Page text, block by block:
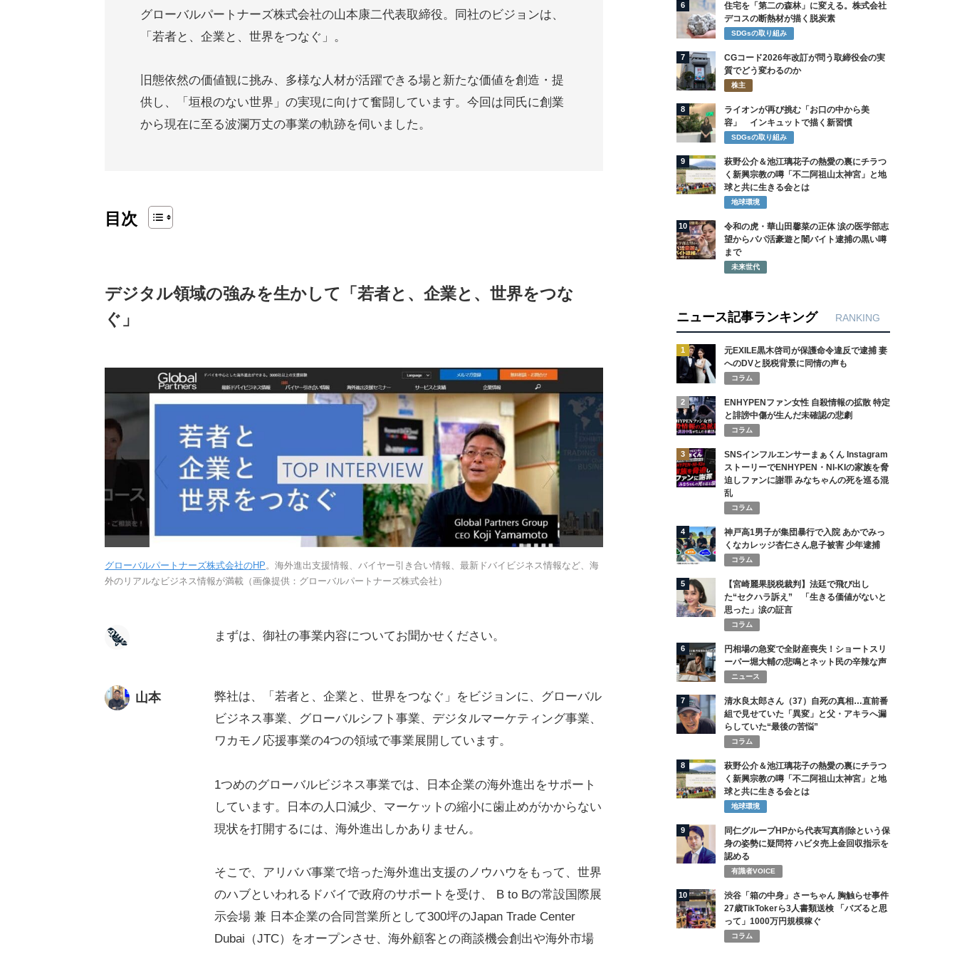
グローバルパートナーズ株式会社の山本康二代表取締役。同社のビジョンは、
「若者と、企業と、世界をつなぐ」。
旧態依然の価値観に挑み、多様な人材が活躍できる場と新たな価値を創造・提
供し、「垣根のない世界」の実現に向けて奮闘しています。今回は同氏に創業
から現在に至る波瀾万丈の事業の軌跡を伺いました。
目次
デジタル領域の強みを生かして「若者と、企業と、世界をつな
ぐ」
グローバルパートナーズ株式会社のHP。海外進出支援情報、バイヤー引き合い情報、最新ドバイビジネス情報など、海
外のリアルなビジネス情報が満載（画像提供：グローバルパートナーズ株式会社）
まずは、御社の事業内容についてお聞かせください。
山本
弊社は、「若者と、企業と、世界をつなぐ」をビジョンに、グローバル
ビジネス事業、グローバルシフト事業、デジタルマーケティング事業、
ワカモノ応援事業の4つの領域で事業展開しています。
1つめのグローバルビジネス事業では、日本企業の海外進出をサポート
しています。日本の人口減少、マーケットの縮小に歯止めがかからない
現状を打開するには、海外進出しかありません。
そこで、アリババ事業で培った海外進出支援のノウハウをもって、世界
のハブといわれるドバイで政府のサポートを受け、 B to Bの常設国際展
示会場 兼 日本企業の合同営業所として300坪のJapan Trade Center
Dubai（JTC）をオープンさせ、海外顧客との商談機会創出や海外市場
6
住宅を「第二の森林」に変える。株式会社
デコスの断熱材が描く脱炭素
SDGsの取り組み
7
CGコード2026年改訂が問う取締役会の実
質でどう変わるのか
株主
8
ライオンが再び挑む「お口の中から美
容」 インキュットで描く新習慣
SDGsの取り組み
9
萩野公介＆池江璃花子の熱愛の裏にチラつ
く新興宗教の噂「不二阿祖山太神宮」と地
球と共に生きる会とは
地球環境
10
令和の虎・華山田馨菜の正体 涙の医学部志
望からパパ活豪遊と闇バイト逮捕の黒い噂
まで
未来世代
ニュース記事ランキング RANKING
1
元EXILE黒木啓司が保護命令違反で逮捕 妻
へのDVと脱税背景に同情の声も
コラム
2
ENHYPENファン女性 自殺情報の拡散 特定
と誹謗中傷が生んだ未確認の悲劇
コラム
3
SNSインフルエンサーまぁくん Instagram
ストーリーでENHYPEN・NI-KIの家族を脅
迫しファンに謝罪 みなちゃんの死を巡る混
乱
コラム
4
神戸高1男子が集団暴行で入院 あかでみっ
くなカレッジ杏仁さん息子被害 少年逮捕
コラム
5
【宮崎麗果脱税裁判】法廷で飛び出し
た“セクハラ訴え” 「生きる価値がないと
思った」涙の証言
コラム
6
円相場の急変で全財産喪失！ショートスリ
ーパー堀大輔の悲鳴とネット民の辛辣な声
ニュース
7
清水良太郎さん（37）自死の真相…直前番
組で見せていた「異変」と父・アキラへ漏
らしていた“最後の苦悩”
コラム
8
萩野公介＆池江璃花子の熱愛の裏にチラつ
く新興宗教の噂「不二阿祖山太神宮」と地
球と共に生きる会とは
地球環境
9
同仁グループHPから代表写真削除という保
身の姿勢に疑問符 ハビタ売上金回収指示を
認める
有識者VOICE
10
渋谷「箱の中身」さーちゃん 胸触らせ事件
27歳TikTokerら3人書類送検 「バズると思
って」1000万円規模稼ぐ
コラム